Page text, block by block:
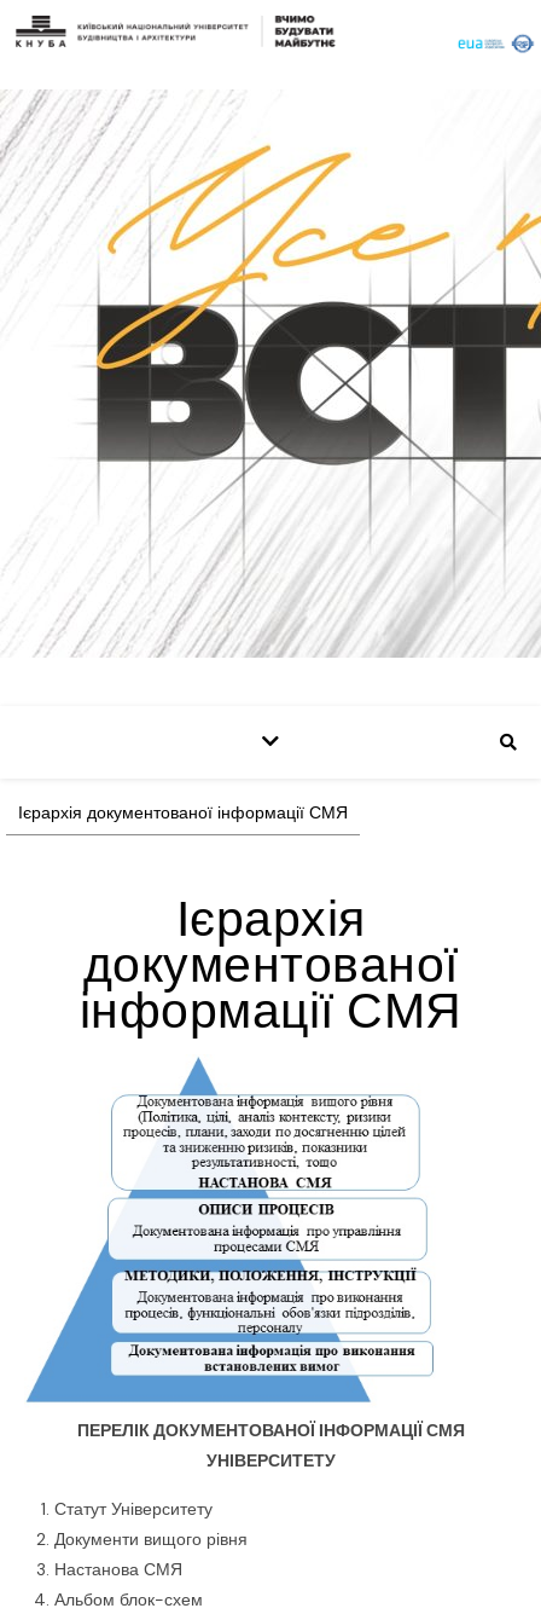
Ієрархія документованої інформації СМЯ
Ієрархія
документованої
інформації СМЯ
ПЕРЕЛІК ДОКУМЕНТОВАНОЇ ІНФОРМАЦІЇ СМЯ
УНІВЕРСИТЕТУ
Статут Університету
Документи вищого рівня
Настанова СМЯ
Альбом блок-схем